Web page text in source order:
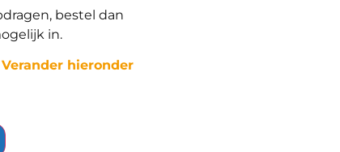
bestel dan
in.
hieronder